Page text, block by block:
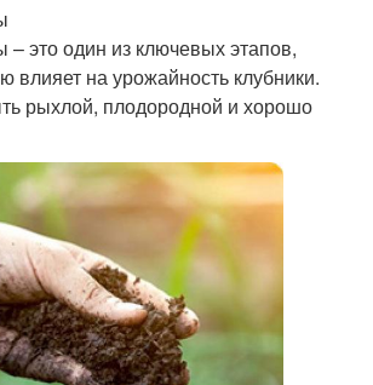
– это один из ключевых этапов,
влияет на урожайность клубники.
рыхлой, плодородной и хорошо